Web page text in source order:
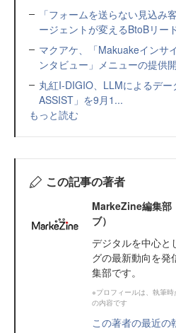
「フォームを送らない見込み
ージェントが変えるBtoBリー
マクアケ、「Makuakeインサ
ンタビュー」メニューの提供
丸紅I-DIGIO、LLMによるデ
ASSIST」を9月1...
もっと読む
この記事の著者
MarkeZine編集部
ブ）
デジタルを中心と
グの最新動向を発
集部です。
※プロフィールは、執筆
の内容です
この著者の最近の